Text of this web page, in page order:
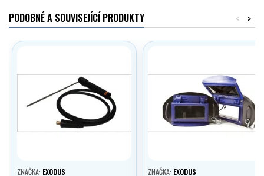
PODOBNÉ A SOUVISEJÍCÍ PRODUKTY >
<
ZNAČKA: EXODUS ZNAČKA: EXODUS